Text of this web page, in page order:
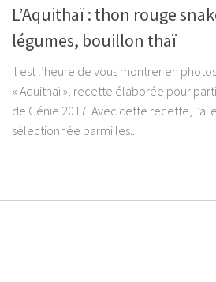
L’Aquithaï : thon rouge
légumes, bouillon thaï
Il est l’heure de vous montrer en
« Aquithaï », recette élaborée pour
de Génie 2017. Avec cette recette, j’ai
sélectionnée parmi les...